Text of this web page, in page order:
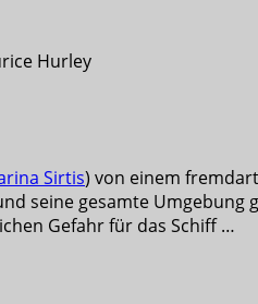
Hurley
Sirtis) von einem
seine gesamte Umgebung
Gefahr für das Schiff …